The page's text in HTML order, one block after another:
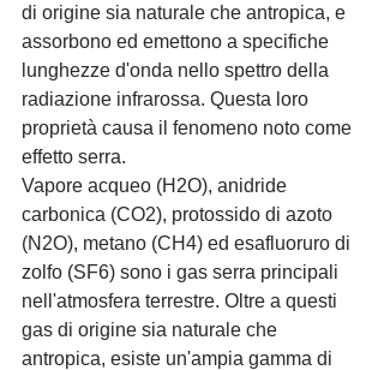
di origine sia naturale che antropica, e
assorbono ed emettono a specifiche
lunghezze d'onda nello spettro della
radiazione infrarossa. Questa loro
proprietà causa il fenomeno noto come
effetto serra.
Vapore acqueo (H2O), anidride
carbonica (CO2), protossido di azoto
(N2O), metano (CH4) ed esafluoruro di
zolfo (SF6) sono i gas serra principali
nell'atmosfera terrestre. Oltre a questi
gas di origine sia naturale che
antropica, esiste un'ampia gamma di